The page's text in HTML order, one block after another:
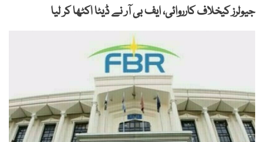
جیولرز کیخلاف کارروائی، ایف بی آر نے ڈیٹا اکٹھا کر لیا